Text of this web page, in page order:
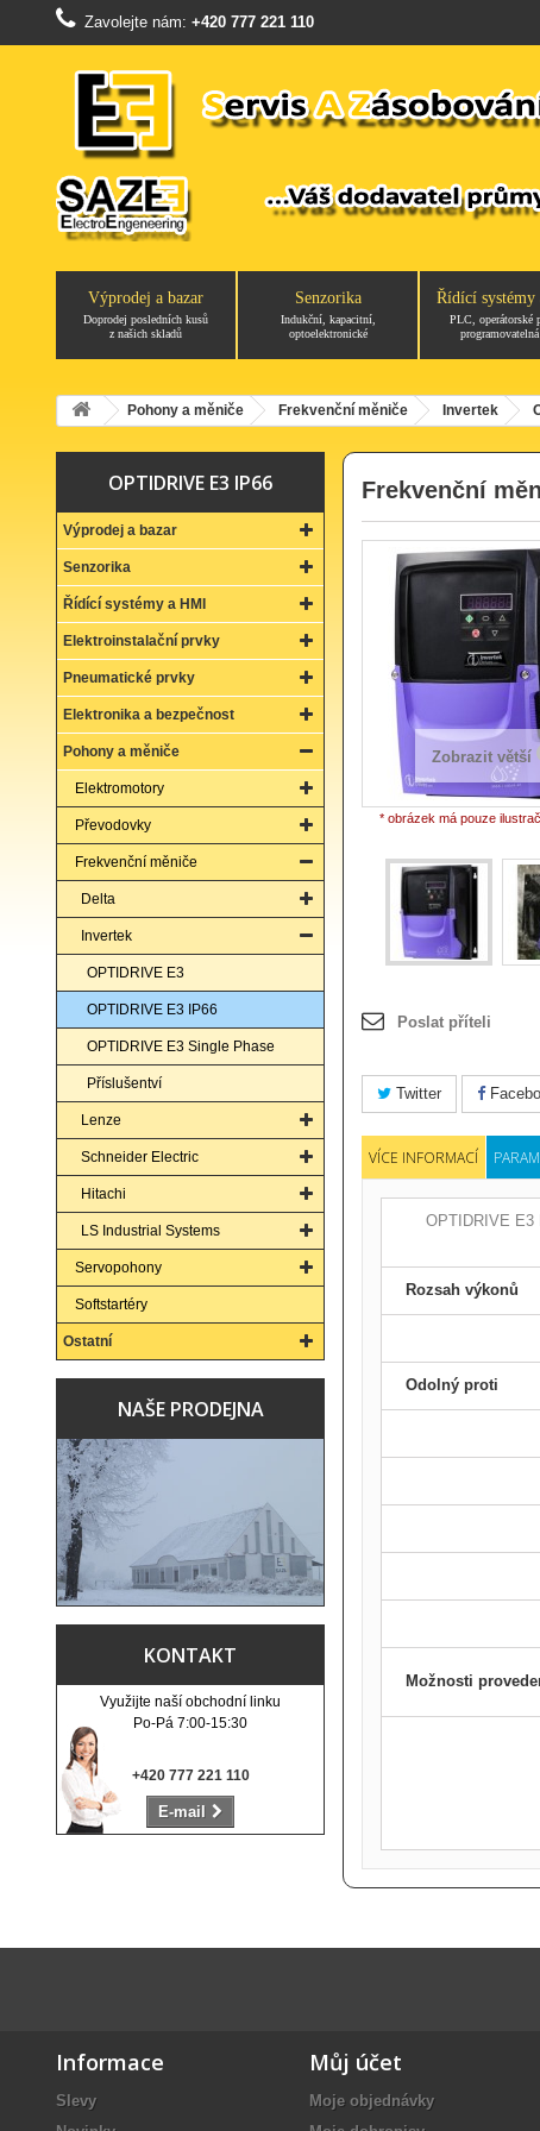
Zavolejte nám: +420 777 221 110
Výprodej a bazar
Doprodej posledních kusů
z našich skladů
Senzorika
Indukční, kapacitní,
optoelektronické
Řídící
PLC, operátorské
Pohony a měniče Frekvenční měniče Invertek
OPTIDRIVE E3 IP66
Výprodej a bazar
Senzorika
Řídící systémy a HMI
Elektroinstalační prvky
Pneumatické prvky
Elektronika a bezpečnost
Pohony a měniče
Elektromotory
Převodovky
Frekvenční měniče
Delta
Invertek
OPTIDRIVE E3
OPTIDRIVE E3 IP66
OPTIDRIVE E3 Single Phase
Příslušentví
Lenze
Schneider Electric
Hitachi
LS Industrial Systems
Servopohony
Softstartéry
Ostatní
NAŠE PRODEJNA
KONTAKT
Využijte naší obchodní linku
Po-Pá 7:00-15:30
+420 777 221 110
E-mail
Frekvenční
Zobrazit větší
* obrázek má pouze
Poslat příteli
Twitter
VÍCE INFORMACÍ
OPTIDRIVE
Rozsah výkonů
Odolný proti
Možnosti
Informace
Slevy
Můj účet
Moje objednávky